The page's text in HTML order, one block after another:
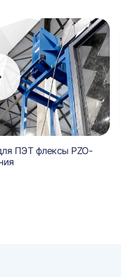
ПЭТ флексы PZO-